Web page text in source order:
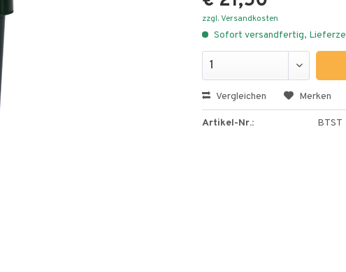
zzgl. Versandkosten
Sofort versandfertig,
Vergleichen Merken
Artikel-Nr.: BTST